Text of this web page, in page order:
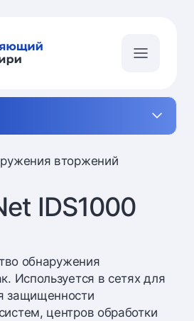
вторжений
IDS1000
обнаружения
Используется в сетях для
защищенности
центров обработки